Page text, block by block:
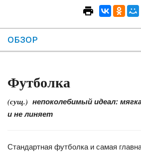
ОБЗОР
Футболка
(сущ.) непоколебимый идеал:
и не линяет
Стандартная футболка и самая